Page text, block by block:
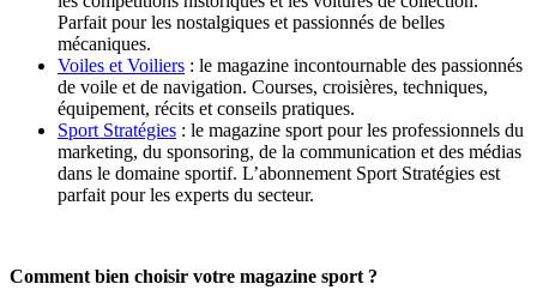
Parfait pour les nostalgiques et passionnés de belles
mécaniques.
Voiles et Voiliers : le magazine incontournable des passionnés
de voile et de navigation. Courses, croisières, techniques,
équipement, récits et conseils pratiques.
Sport Stratégies : le magazine sport pour les professionnels du
marketing, du sponsoring, de la communication et des médias
dans le domaine sportif. L’abonnement Sport Stratégies est
parfait pour les experts du secteur.
Comment bien choisir votre magazine sport ?